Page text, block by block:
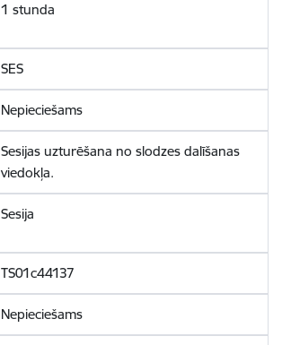
1 stunda
SES
Nepieciešams
Sesijas uzturēšana no slodzes dalīšanas
viedokļa.
Sesija
TS01c44137
Nepieciešams